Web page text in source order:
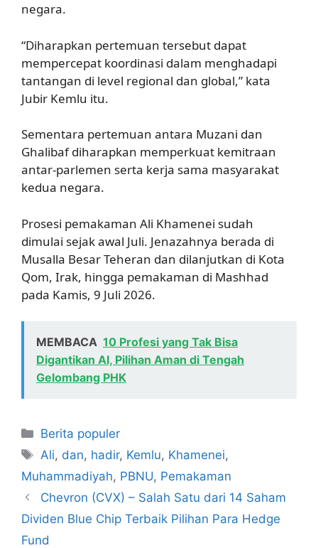
negara.
“Diharapkan pertemuan tersebut dapat
mempercepat koordinasi dalam menghadapi
tantangan di level regional dan global,” kata
Jubir Kemlu itu.
Sementara pertemuan antara Muzani dan
Ghalibaf diharapkan memperkuat kemitraan
antar-parlemen serta kerja sama masyarakat
kedua negara.
Prosesi pemakaman Ali Khamenei sudah
dimulai sejak awal Juli. Jenazahnya berada di
Musalla Besar Teheran dan dilanjutkan di Kota
Qom, Irak, hingga pemakaman di Mashhad
pada Kamis, 9 Juli 2026.
MEMBACA 10 Profesi yang Tak Bisa
Digantikan AI, Pilihan Aman di Tengah
Gelombang PHK
Kategori
Berita populer
Tag
Ali, dan, hadir, Kemlu, Khamenei,
Muhammadiyah, PBNU, Pemakaman
Chevron (CVX) – Salah Satu dari 14 Saham
Dividen Blue Chip Terbaik Pilihan Para Hedge
Fund